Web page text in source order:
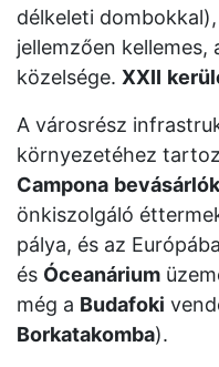
délkeleti
jellemzően
közelsége. XXII
A városrész
környezetéhez
Campona
önkiszolgáló
pálya, és az
és Óceanárium
még a Budafoki
Borkatakomba).